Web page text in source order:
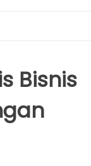
Bisnis